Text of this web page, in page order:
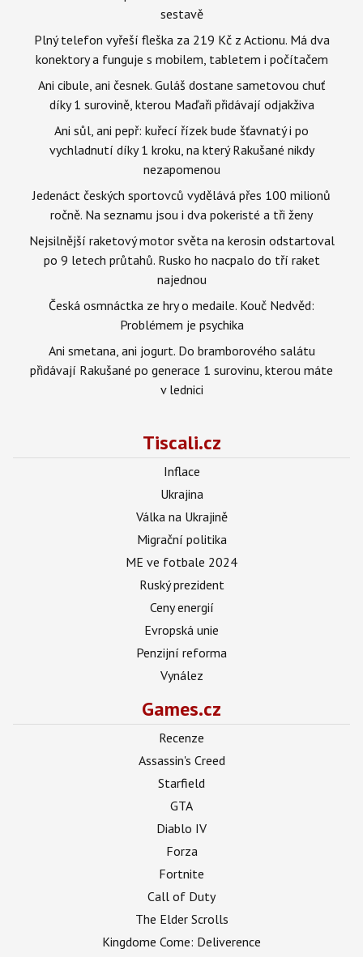
sestavě
Plný telefon vyřeší fleška za 219 Kč z Actionu. Má dva
konektory a funguje s mobilem, tabletem i počítačem
Ani cibule, ani česnek. Guláš dostane sametovou chuť
díky 1 surovině, kterou Maďaři přidávají odjakživa
Ani sůl, ani pepř: kuřecí řízek bude šťavnatý i po
vychladnutí díky 1 kroku, na který Rakušané nikdy
nezapomenou
Jedenáct českých sportovců vydělává přes 100 milionů
ročně. Na seznamu jsou i dva pokeristé a tři ženy
Nejsilnější raketový motor světa na kerosin odstartoval
po 9 letech průtahů. Rusko ho nacpalo do tří raket
najednou
Česká osmnáctka ze hry o medaile. Kouč Nedvěd:
Problémem je psychika
Ani smetana, ani jogurt. Do bramborového salátu
přidávají Rakušané po generace 1 surovinu, kterou máte
v lednici
Tiscali.cz
Inflace
Ukrajina
Válka na Ukrajině
Migrační politika
ME ve fotbale 2024
Ruský prezident
Ceny energií
Evropská unie
Penzijní reforma
Vynález
Games.cz
Recenze
Assassin's Creed
Starfield
GTA
Diablo IV
Forza
Fortnite
Call of Duty
The Elder Scrolls
Kingdome Come: Deliverence